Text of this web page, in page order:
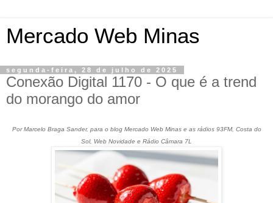
Mercado Web Minas
segunda-feira, 28 de julho de 2025
Conexão Digital 1170 - O que é a trend
do morango do amor
Por Marcelo Braga Sander, para o blog Mercado Web Minas e as rádios 93FM, Costa do
Sol, Web Novidade e Rádio Câmara 7L